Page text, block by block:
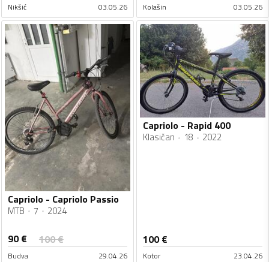
Nikšić 03.05.26 Kolašin 03.05.26
Capriolo - Capriolo Passio
MTB 7 2024
90€ 100€
Budva 29.04.26
Capriolo - Rapid 400
Klasičan 18 2022
100€
Kotor 23.04.26